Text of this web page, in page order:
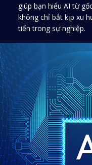
giúp bạn hiểu AI từ
không chỉ bắt kịp xu
tiến trong sự nghiệp.